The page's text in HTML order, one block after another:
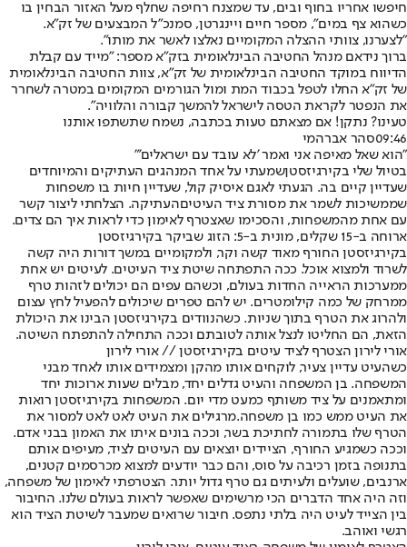
חיפשו אחריו בחוף ובים, עד שמצנח רחיפה שחלף מעל האזור הבחין בו
כשהוא צף במים", מספר חיים ויינגרטן, סמנכ"ל המבצעים של זק"א.
"לצערנו, צוותי ההצלה המקומיים נאלצו לאשר את מותו".
ברוך נידאם מנהל החטיבה הבינלאומית בזק״א מספר: "מייד עם קבלת
הדיווח במוקד החטיבה הבינלאומית של זק״א, צוות החטיבה הבינלאומית
של זק״א החלו לטפל בכבוד המת ומול הגורמים המקומים במטרה לשחרר
את הנפטר לקראת הטסה לישראל להמשך קבורה והלוויה".
טעינו? נתקן! אם מצאתם טעות בכתבה, נשמח שתשתפו אותנו
09:46סהר אברהמי
"הוא שאל מאיפה אני ואמר 'לא עובד עם ישראלים'"
בטיול שלי בקירגיזסטןשמעתי על אחד המנהגים העתיקים והמיוחדים
שעדיין קיים בה. הגעתי לאגם איסיק קול, שעדיין חיות בו משפחות
שממשיכות לשמר את מסורת ציד העיטיםהעתיקה. הצלחתי ליצור קשר
עם אחת מהמשפחות, והסכימו שאצטרף לאימון כדי לראות איך הם צדים.
ארוחה ב-15 שקלים, מונית ב-5: הזוג ש
ביקר בקירגיזסטן
בקירגיזסטן החורף מאוד קשה וקר, ולמקומיים במשך דורות היה קשה
לשרוד ולמצוא אוכל. ככה התפתחה שיטת ציד העיטים. לעיטים יש אחת
ממערכות הראייה החדות בעולם, וכשהם עפים הם יכולים לזהות טרף
ממרחק של כמה קילומטרים. יש להם טפרים שיכולים להפעיל לחץ עצום
ולהרוג את הטרף בתוך שניות. כשהנוודים בקירגיזסטן הבינו את היכולת
הזאת, הם החליטו לנצל אותה לטובתם וככה התחילה להתפתח השיטה.
אורי לירון הצטרף לציד עיטים בקירגיזסטן // אורי לירון
כשהעיט עדיין צעיר, לוקחים אותו מהקן ומצמידים אותו לאחד מבני
המשפחה. בן המשפחה והעיט גדלים יחד, מבלים שעות ארוכות יחד
ומתאמנים על ציד משותף כמעט מדי יום. המשפחות בקירגיזסטן רואות
את העיט ממש כמו בן משפחה.מרגילים את העיט לאט לאט למסור את
הטרף שלו בתמורה לחתיכת בשר, וככה בונים איתו את האמון בבני אדם.
וככה כשמגיע החורף, הציידים יוצאים עם העיטים לציד, מעיפים אותם
בתנופה בזמן רכיבה על סוס, והם כבר יודעים למצוא מכרסמים קטנים,
ארנבים, שועלים ולעיתים גם טרף גדול יותר. הצטרפתי לאימון של משפחה,
וזה היה אחד הדברים הכי מרשימים שאפשר לראות בעולם שלנו. החיבור
בין הצייד לעיט היה בלתי נתפס. חיבור שרואים שמעבר לשיטת הציד הוא
רגשי ואוהב.